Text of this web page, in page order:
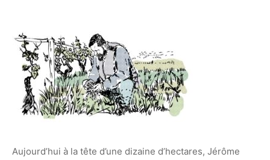
Aujourd’hui à la tête d’une dizaine d’hectares, Jérôme